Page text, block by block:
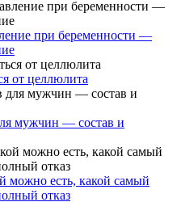
при беременности —
от целлюлита
мужчин — состав и
можно есть, какой самый
отказ